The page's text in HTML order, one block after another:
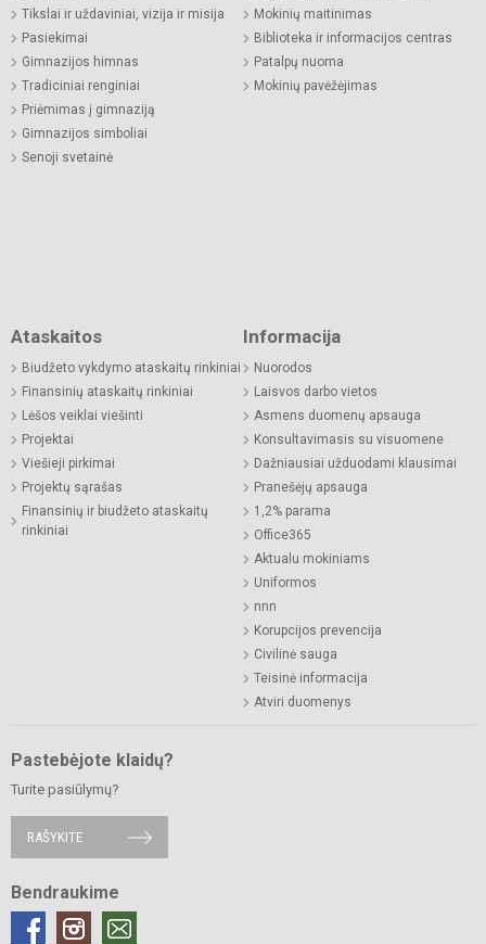
Tikslai ir uždaviniai, vizija ir misija
Pasiekimai
Gimnazijos himnas
Tradiciniai renginiai
Priėmimas į gimnaziją
Gimnazijos simboliai
Senoji svetainė
Mokinių maitinimas
Biblioteka ir informacijos centras
Patalpų nuoma
Mokinių pavėžėjimas
Ataskaitos
Biudžeto vykdymo ataskaitų rinkiniai
Finansinių ataskaitų rinkiniai
Lėšos veiklai viešinti
Projektai
Viešieji pirkimai
Projektų sąrašas
Finansinių ir biudžeto ataskaitų
rinkiniai
Informacija
Nuorodos
Laisvos darbo vietos
Asmens duomenų apsauga
Konsultavimasis su visuomene
Dažniausiai užduodami klausimai
Pranešėjų apsauga
1,2% parama
Office365
Aktualu mokiniams
Uniformos
nnn
Korupcijos prevencija
Civilinė sauga
Teisinė informacija
Atviri duomenys
Pastebėjote klaidų?
Turite pasiūlymų?
RAŠYKITE
Bendraukime